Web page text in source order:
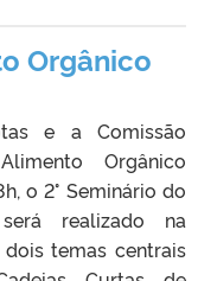
Orgânico
e a Comissão
Orgânico
o 2° Seminário do
realizado na
temas centrais